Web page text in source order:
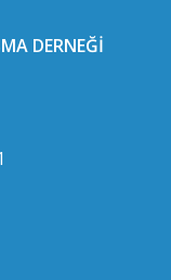
DERNEĞİ